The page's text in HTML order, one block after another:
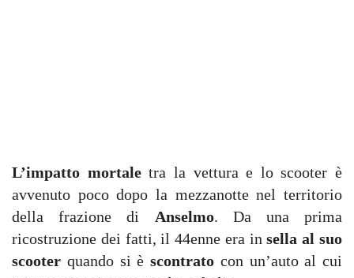
L’impatto mortaletra la vettura e lo scooter è
avvenuto poco dopo la mezzanotte nel territorio
della frazione di Anselmo. Da una prima
ricostruzione dei fatti, il 44enne era in sella al suo
scooter quando si è scontrato con un’auto al cui